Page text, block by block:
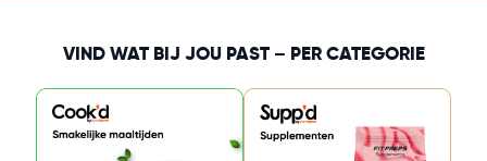
VIND WAT BIJ JOU PAST – PER CATEGORIE